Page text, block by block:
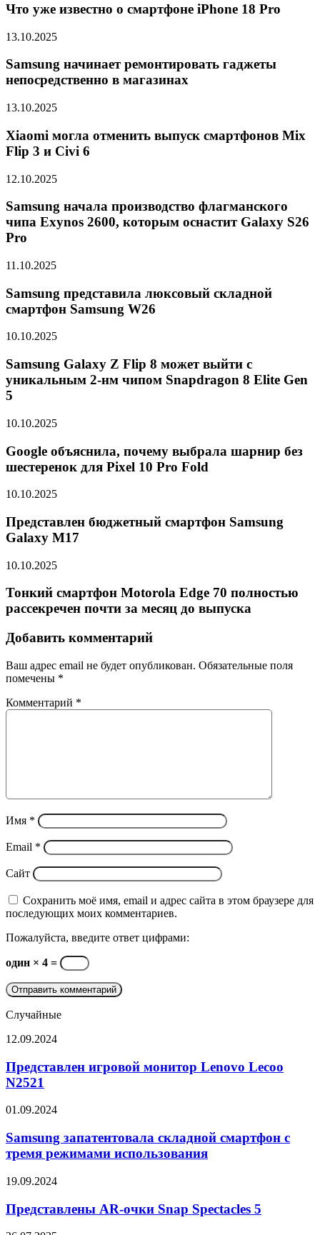
Что уже известно о смартфоне iPhone 18 Pro
13.10.2025
Samsung начинает ремонтировать гаджеты
непосредственно в магазинах
13.10.2025
Xiaomi могла отменить выпуск смартфонов Mix
Flip 3 и Civi 6
12.10.2025
Samsung начала производство флагманского
чипа Exynos 2600, которым оснастит Galaxy S26
Pro
11.10.2025
Samsung представила люксовый складной
смартфон Samsung W26
10.10.2025
Samsung Galaxy Z Flip 8 может выйти с
уникальным 2-нм чипом Snapdragon 8 Elite Gen
5
10.10.2025
Google объяснила, почему выбрала шарнир без
шестеренок для Pixel 10 Pro Fold
10.10.2025
Представлен бюджетный смартфон Samsung
Galaxy M17
10.10.2025
Тонкий смартфон Motorola Edge 70 полностью
рассекречен почти за месяц до выпуска
Добавить комментарий
Ваш адрес email не будет опубликован. Обязательные поля
помечены *
Комментарий *
Имя *
Email *
Сайт
Сохранить моё имя, email и адрес сайта в этом браузере для
последующих моих комментариев.
Пожалуйста, введите ответ цифрами:
один × 4 =
Случайные
Представлен
монитор
Lenovo
Lecoo
12.09.2024
Представлен игровой монитор Lenovo Lecoo
N2521
Samsung
складной
смартфон
с
режимами
01.09.2024
Samsung запатентовала складной смартфон с
тремя режимами использования
Представлены
очки
Snap
Spectacles
19.09.2024
Представлены AR-очки Snap Spectacles 5